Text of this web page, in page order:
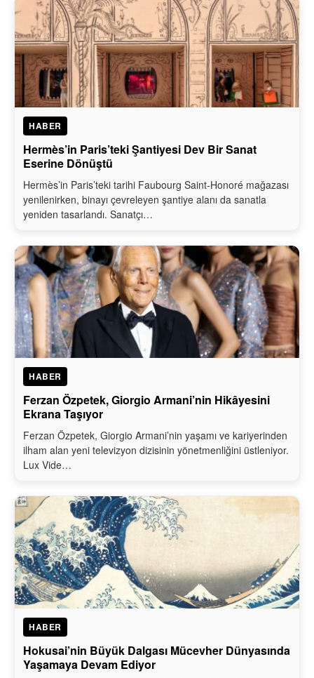
HABER
Hermès’in Paris’teki Şantiyesi Dev Bir Sanat
Eserine Dönüştü
Hermès’in Paris’teki tarihi Faubourg Saint-Honoré mağazası
yenilenirken, binayı çevreleyen şantiye alanı da sanatla
yeniden tasarlandı. Sanatçı…
HABER
Ferzan Özpetek, Giorgio Armani’nin Hikâyesini
Ekrana Taşıyor
Ferzan Özpetek, Giorgio Armani’nin yaşamı ve kariyerinden
ilham alan yeni televizyon dizisinin yönetmenliğini üstleniyor.
Lux Vide…
HABER
Hokusai’nin Büyük Dalgası Mücevher Dünyasında
Yaşamaya Devam Ediyor